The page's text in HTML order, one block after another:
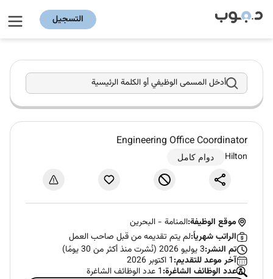
التسجيل
أدخل المسمى الوظيفي أو الكلمة الرئيسية
Engineering Office Coordinator
Hilton دوام كامل
موقع الوظيفة:المنامة - البحرين
الراتب شهرياً:لم يتم تقديمه من قبل صاحب العمل
تم النشر:3 يوليو 2026 (نُشرت منذ أكثر من 30 يومًا)
آخر موعد للتقديم:1 اكتوبر 2026
عدد الوظائف الشاغرة:1 عدد الوظائف الشاغرة